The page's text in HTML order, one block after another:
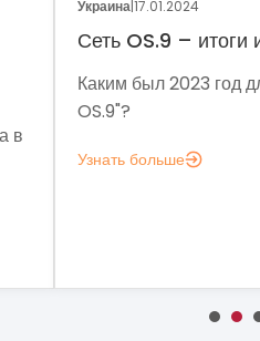
"Сеть
Украина|05.01.2024
Поговорим о
метрик,